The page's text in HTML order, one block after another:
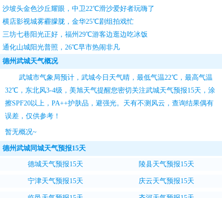
钱
沙坡头金色沙丘耀眼，中卫22℃滑沙爱好者玩嗨了
横店影视城雾霾朦胧，金华25℃剧组拍戏忙
三坊七巷阳光正好，福州29℃游客边逛边吃冰饭
通化山城阳光普照，26℃早市热闹非凡
德州武城天气概况
武城市气象局预计，武城今日天气晴，最低气温22℃，最高气温
32℃，东北风3-4级， 美旭天气提醒您密切关注武城天气预报15天 ，涂
擦SPF20以上，PA++护肤品，避强光。天有不测风云，查询结果偶有
误差，仅供参考！
暂无概况~
德州武城同城天气预报15天
德城天气预报15天 陵县天气预报15天
宁津天气预报15天 庆云天气预报15天